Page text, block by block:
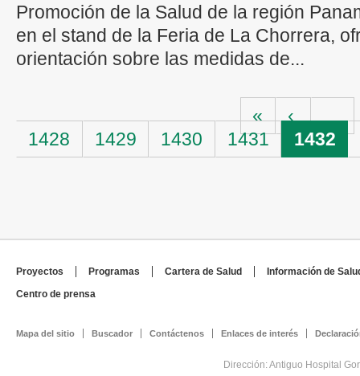
Promoción de la Salud de la región
en el stand de la Feria de La Chorrera,
orientación sobre las medidas de...
« ‹
…
1428
1429 1430 1431 1432
Proyectos Programas Cartera de Salud
Información de
Centro de prensa
Mapa del sitio Buscador Contáctenos Enlaces de interés
Dirección: Antiguo Hospital